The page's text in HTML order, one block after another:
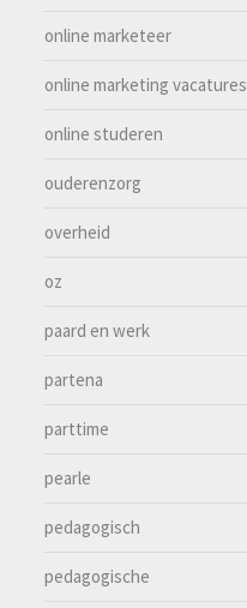
online marketeer
online marketing vacatures
online studeren
ouderenzorg
overheid
oz
paard en werk
partena
parttime
pearle
pedagogisch
pedagogische